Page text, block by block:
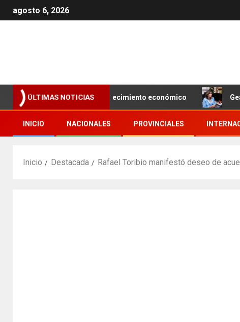
agosto 6, 2026
ÚLTIMAS NOTICIAS
miras a impulsar el crecimiento económico Geanilda
INICIO NACIONALES PROVINCIALES
Inicio Destacada Rafael Toribio manifestó deseo de